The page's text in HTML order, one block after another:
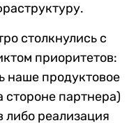
столкнулись с
приоритетов:
наше продуктовое
стороне партнера)
либо реализация